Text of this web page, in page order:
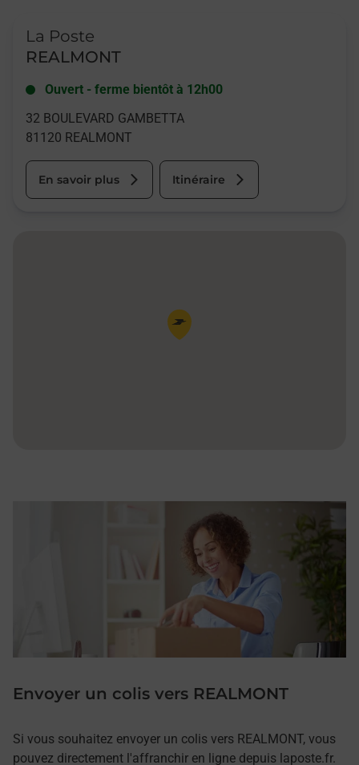
La Poste
REALMONT
Ouvert - ferme bientôt à 12h00
32 BOULEVARD GAMBETTA
81120 REALMONT
En savoir plus Itinéraire
Pin de la carte
Envoyer un colis vers REALMONT
Si vous souhaitez envoyer un colis vers REALMONT, vous
pouvez directement l'affranchir en ligne depuis laposte.fr.